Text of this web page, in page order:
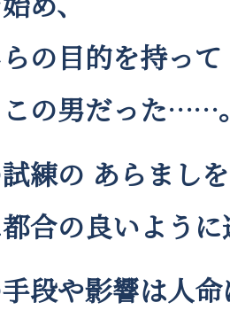
の目的を持っ
この男だった……
練の あらまし
都合の良いよう
段や影響は人